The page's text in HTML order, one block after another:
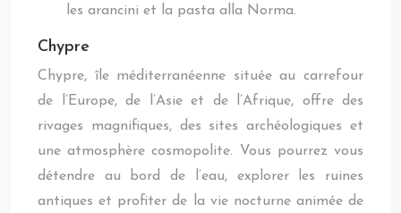
les arancini et la pasta alla Norma.
Chypre
Chypre, île méditerranéenne située au carrefour
de l’Europe, de l’Asie et de l’Afrique, offre des
rivages magnifiques, des sites archéologiques et
une atmosphère cosmopolite. Vous pourrez vous
détendre au bord de l’eau, explorer les ruines
antiques et profiter de la vie nocturne animée de